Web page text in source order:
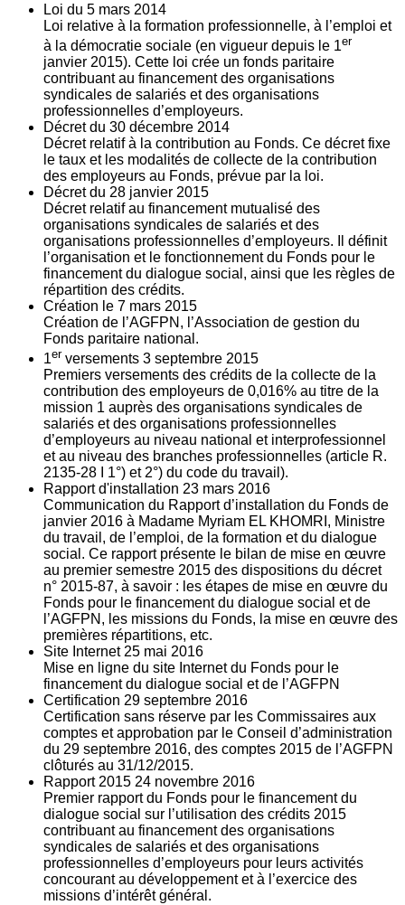
Loi du 5 mars 2014
Loi relative à la formation professionnelle, à l’emploi et
à la démocratie sociale (en vigueur depuis le 1er
janvier 2015). Cette loi crée un fonds paritaire
contribuant au financement des organisations
syndicales de salariés et des organisations
professionnelles d’employeurs.
Décret du 30 décembre 2014
Décret relatif à la contribution au Fonds. Ce décret fixe
le taux et les modalités de collecte de la contribution
des employeurs au Fonds, prévue par la loi.
Décret du 28 janvier 2015
Décret relatif au financement mutualisé des
organisations syndicales de salariés et des
organisations professionnelles d’employeurs. Il définit
l’organisation et le fonctionnement du Fonds pour le
financement du dialogue social, ainsi que les règles de
répartition des crédits.
Création le 7 mars 2015
Création de l’AGFPN, l’Association de gestion du
Fonds paritaire national.
1er versements 3 septembre 2015
Premiers versements des crédits de la collecte de la
contribution des employeurs de 0,016% au titre de la
mission 1 auprès des organisations syndicales de
salariés et des organisations professionnelles
d’employeurs au niveau national et interprofessionnel
et au niveau des branches professionnelles (article R.
2135‐28 I 1°) et 2°) du code du travail).
Rapport d'installation 23 mars 2016
Communication du Rapport d’installation du Fonds de
janvier 2016 à Madame Myriam EL KHOMRI, Ministre
du travail, de l’emploi, de la formation et du dialogue
social. Ce rapport présente le bilan de mise en œuvre
au premier semestre 2015 des dispositions du décret
n° 2015-87, à savoir : les étapes de mise en œuvre du
Fonds pour le financement du dialogue social et de
l’AGFPN, les missions du Fonds, la mise en œuvre des
premières répartitions, etc.
Site Internet 25 mai 2016
Mise en ligne du site Internet du Fonds pour le
financement du dialogue social et de l’AGFPN
Certification 29 septembre 2016
Certification sans réserve par les Commissaires aux
comptes et approbation par le Conseil d’administration
du 29 septembre 2016, des comptes 2015 de l’AGFPN
clôturés au 31/12/2015.
Rapport 2015 24 novembre 2016
Premier rapport du Fonds pour le financement du
dialogue social sur l’utilisation des crédits 2015
contribuant au financement des organisations
syndicales de salariés et des organisations
professionnelles d’employeurs pour leurs activités
concourant au développement et à l’exercice des
missions d’intérêt général.